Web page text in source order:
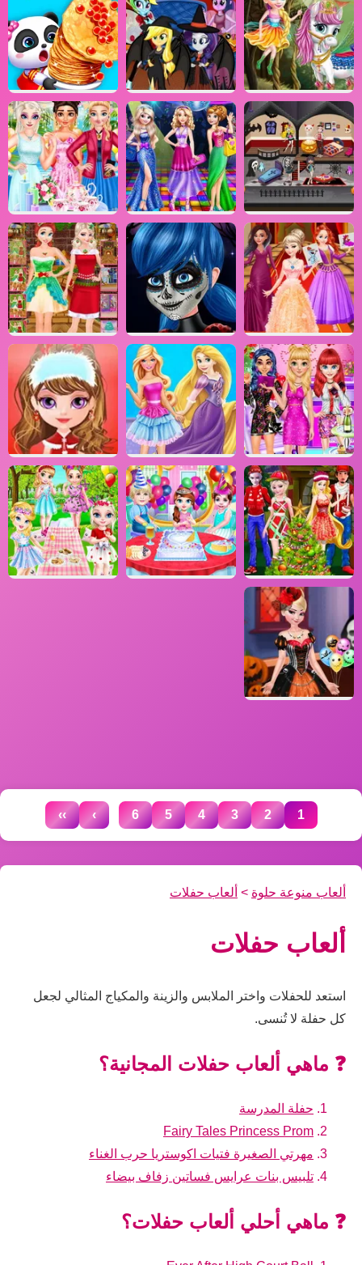
1
2
3
4
5
6
...
›
››
ألعاب منوعة حلوة > ألعاب حفلات
ألعاب حفلات
استعد للحفلات واختر الملابس والزينة والمكياج المثالي لجعل
كل حفلة لا تُنسى.
❓ ماهي ألعاب حفلات المجانية؟
حفلة المدرسة
Fairy Tales Princess Prom
مهرتي الصغيرة فتيات اكوستريا حرب الغناء
تلبيس بنات عرايس فساتين زفاف بيضاء
❓ ماهي أحلي ألعاب حفلات؟